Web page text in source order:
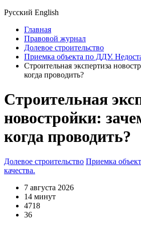
Русский English
Главная
Правовой журнал
Долевое строительство
Приемка объекта по ДДУ.
Строительная экспертиза
когда проводить?
Строительная
новостройки:
когда проводить?
Долевое строительство Приемка
качества.
7 августа 2026
14 минут
4718
36